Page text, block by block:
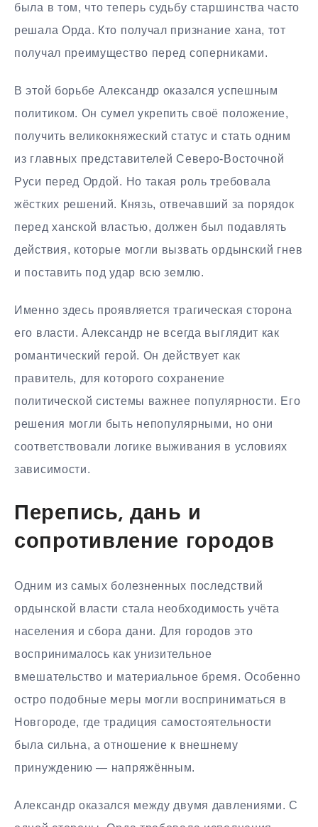
была в том, что теперь судьбу старшинства часто
решала Орда. Кто получал признание хана, тот
получал преимущество перед соперниками.
В этой борьбе Александр оказался успешным
политиком. Он сумел укрепить своё положение,
получить великокняжеский статус и стать одним
из главных представителей Северо-Восточной
Руси перед Ордой. Но такая роль требовала
жёстких решений. Князь, отвечавший за порядок
перед ханской властью, должен был подавлять
действия, которые могли вызвать ордынский гнев
и поставить под удар всю землю.
Именно здесь проявляется трагическая сторона
его власти. Александр не всегда выглядит как
романтический герой. Он действует как
правитель, для которого сохранение
политической системы важнее популярности. Его
решения могли быть непопулярными, но они
соответствовали логике выживания в условиях
зависимости.
Перепись, дань и
сопротивление городов
Одним из самых болезненных последствий
ордынской власти стала необходимость учёта
населения и сбора дани. Для городов это
воспринималось как унизительное
вмешательство и материальное бремя. Особенно
остро подобные меры могли восприниматься в
Новгороде, где традиция самостоятельности
была сильна, а отношение к внешнему
принуждению — напряжённым.
Александр оказался между двумя давлениями. С